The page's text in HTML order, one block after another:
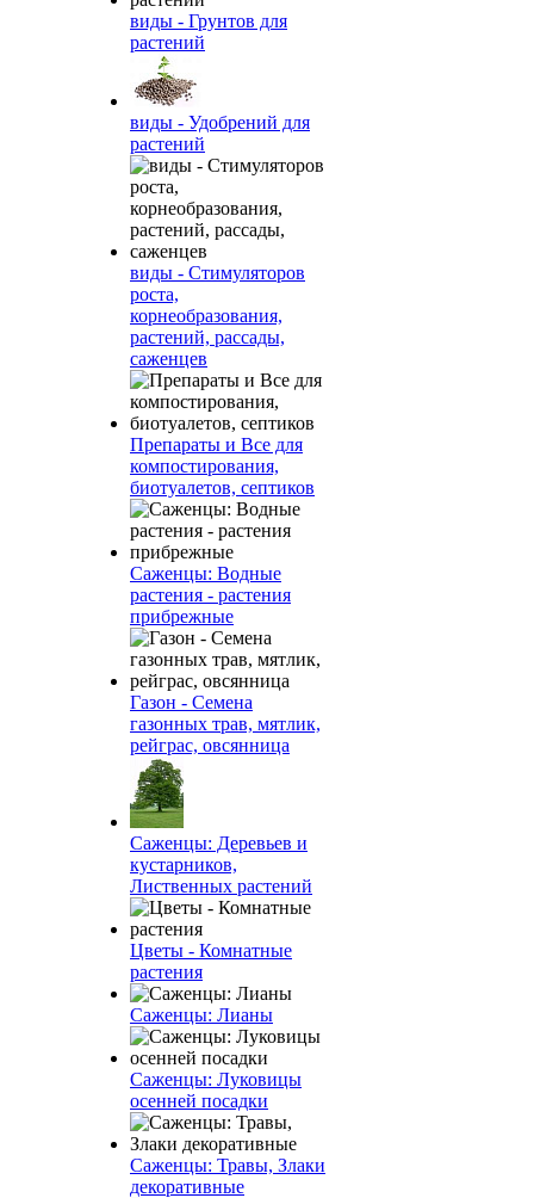
виды - Грунтов для
растений
виды - Удобрений для
растений
виды - Стимуляторов
роста,
корнеобразования,
растений, рассады,
саженцев
Препараты и Все для
компостирования,
биотуалетов, септиков
Саженцы: Водные
растения - растения
прибрежные
Газон - Семена
газонных трав, мятлик,
рейграс, овсянница
Саженцы: Деревьев и
кустарников,
Лиственных растений
Цветы - Комнатные
растения
Саженцы: Лианы
Саженцы: Луковицы
осенней посадки
Саженцы: Травы, Злаки
декоративные